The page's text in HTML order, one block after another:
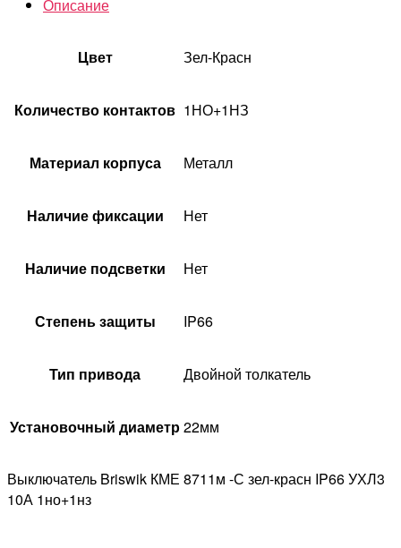
Описание
Цвет Зел-Красн
Количество контактов 1НО+1НЗ
Материал корпуса Металл
Наличие фиксации Нет
Наличие подсветки Нет
Степень защиты IP66
Тип привода Двойной толкатель
Установочный диаметр22мм
Выключатель Briswik КМЕ 8711м -С зел-красн IP66 УХЛ3
10А 1но+1нз